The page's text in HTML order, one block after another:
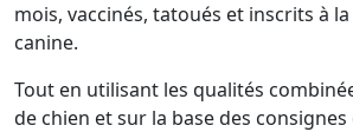
mois, vaccinés, tatoués et inscrits à
canine.
Tout en utilisant les qualités
de chien et sur la base des